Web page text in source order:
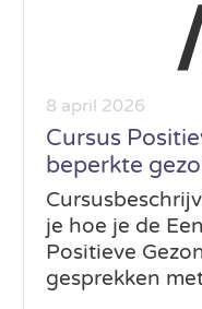
8 april 2026
Cursus
beperkte
je hoe je de
Positieve
gesprekken